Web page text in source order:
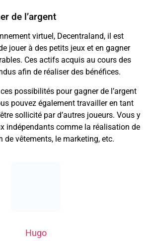
de l’argent
virtuel, Decentraland, il est
jouer à des petits jeux et en gagner
Ces actifs acquis au cours des
afin de réaliser des bénéfices.
possibilités pour gagner de l’argent
pouvez également travailler en tant
sollicité par d’autres joueurs. Vous y
indépendants comme la réalisation de
de vêtements, le marketing, etc.
Hugo